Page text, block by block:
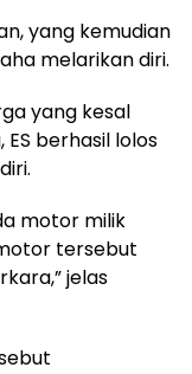
yang kemudian
melarikan diri.
yang kesal
berhasil lolos
motor milik
tersebut
jelas